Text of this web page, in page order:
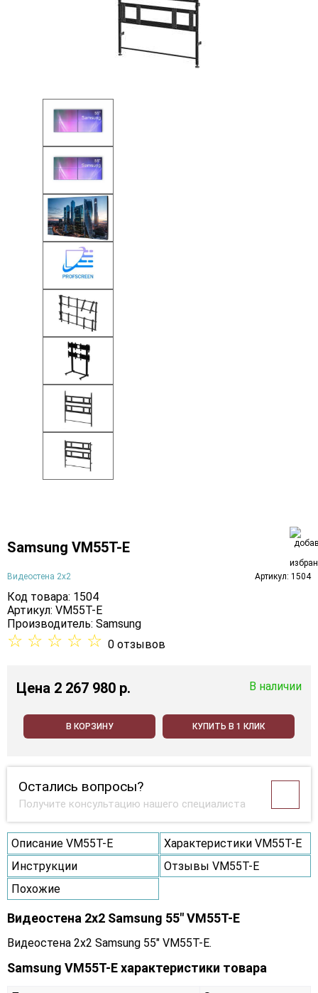
Samsung VM55T-E
Видеостена 2x2 Артикул: 1504
Код товара: 1504
Артикул: VM55T-E
Производитель: Samsung
☆ ☆ ☆ ☆ ☆ 0 отзывов
Цена 2 267 980 p. В наличии
В КОРЗИНУ КУПИТЬ В 1 КЛИК
Остались вопросы?
Получите консультацию нашего специалиста
Описание VM55T-E
Характеристики VM55T-E
Инструкции
Отзывы VM55T-E
Похожие
Видеостена 2x2 Samsung 55" VM55T-E
Видеостена 2x2 Samsung 55" VM55T-E.
Samsung VM55T-E характеристики товара